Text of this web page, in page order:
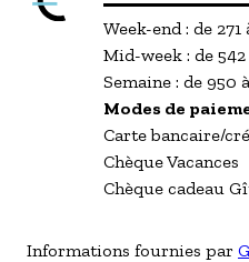
Week-end : de 271
Mid-week : de
Semaine : de 950
Modes de
Carte bancaire/
Chèque Vacances
Chèque cadeau
Informations fournies par